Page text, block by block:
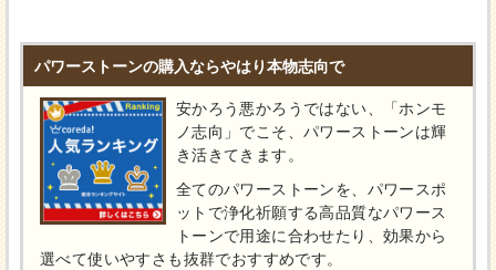
パワーストーンの購入ならやはり本物志向で
安かろう悪かろうではない、「ホンモ
ノ志向」でこそ、パワーストーンは輝
き活きてきます。
全てのパワーストーンを、パワースポ
ットで浄化祈願する高品質なパワース
トーンで用途に合わせたり、効果から
選べて使いやすさも抜群でおすすめです。